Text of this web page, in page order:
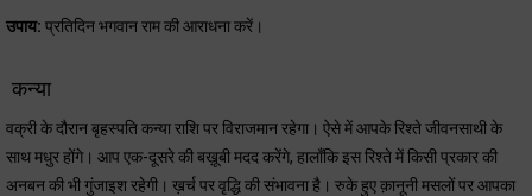
उपाय: प्रतिदिन भगवान राम की आराधना करें।
कन्या
वक्री के दौरान बृहस्पति कन्या राशि पर विराजमान रहेगा। ऐसे में आपके रिश्ते जीवनसाथी के
साथ मधुर होंगे। आप एक-दूसरे की बख़ूबी मदद करेंगे, हालाँकि इस रिश्ते में किसी प्रकार की
अनबन की भी गुंजाइश रहेगी। ख़र्च पर वृद्धि की संभावना है। रुके हुए क़ानूनी मसलों पर आपका